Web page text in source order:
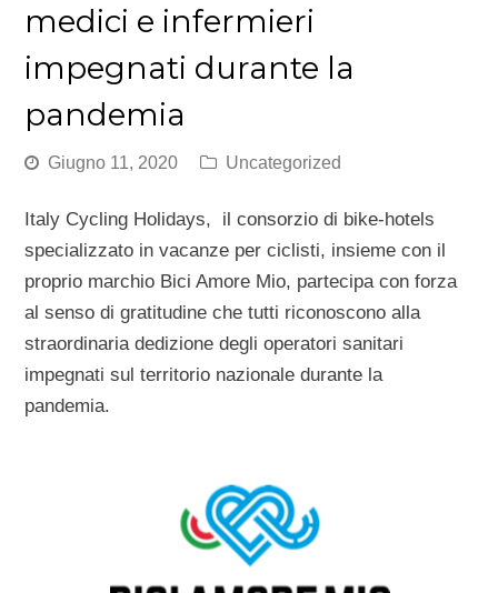
medici e infermieri
impegnati durante la
pandemia
Giugno 11, 2020 Uncategorized
Italy Cycling Holidays, il consorzio di bike-hotels
specializzato in vacanze per ciclisti, insieme con il
proprio marchio Bici Amore Mio, partecipa con forza
al senso di gratitudine che tutti riconoscono alla
straordinaria dedizione degli operatori sanitari
impegnati sul territorio nazionale durante la
pandemia.